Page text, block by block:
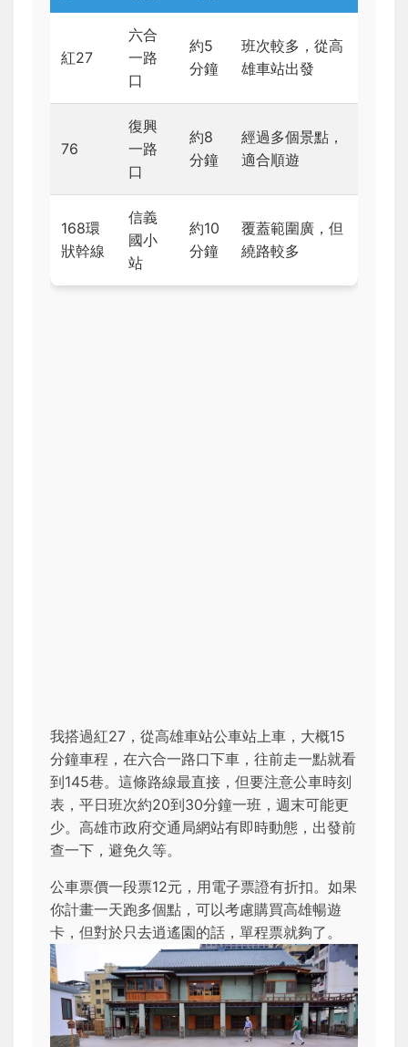
紅27
六合
一路
口
約5
分鐘
班次較多，從高
雄車站出發
76
復興
一路
口
約8
分鐘
經過多個景點，
適合順遊
168環
狀幹線
信義
國小
站
約10
分鐘
覆蓋範圍廣，但
繞路較多
我搭過紅27，從高雄車站公車站上車，大概15
分鐘車程，在六合一路口下車，往前走一點就看
到145巷。這條路線最直接，但要注意公車時刻
表，平日班次約20到30分鐘一班，週末可能更
少。高雄市政府交通局網站有即時動態，出發前
查一下，避免久等。
公車票價一段票12元，用電子票證有折扣。如果
你計畫一天跑多個點，可以考慮購買高雄暢遊
卡，但對於只去逍遙園的話，單程票就夠了。